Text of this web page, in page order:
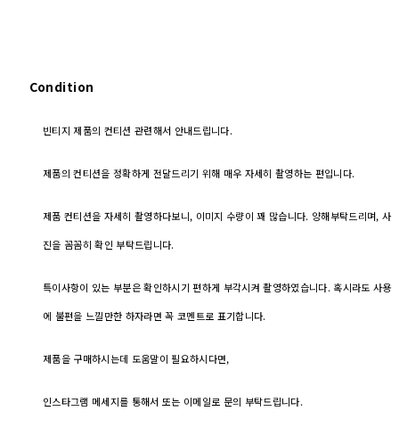
Condition
빈티지 제품의 컨티션 관련해서 안내드립니다.
제품의 컨티션을 정확하게 전달드리기 위해 매우 자세히 촬영하는 편입니다.
제품 컨티션을 자세히 촬영하다보니, 이미지 수량이 꽤 많습니다. 양해부탁드리며, 사
진을 꼼꼼히 확인 부탁드립니다.
특이사항이 있는 부분은 확인하시기 편하게 부각시켜 촬영하였습니다. 혹시라도 사용
에 불편을 느낄만한 하자라면 꼭 코멘트로 표기합니다.
제품을 구매하시는데 도움말이 필요하시다면,
인스타그램 메세지를 통해서 또는 이메일로 문의 부탁드립니다.